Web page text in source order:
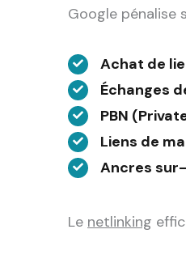
Google pénalise
Achat de
Échanges
PBN
Liens de
Ancres
Le netlinking